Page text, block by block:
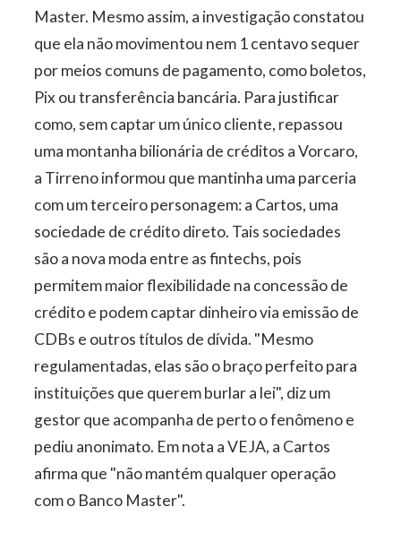
Master. Mesmo assim, a investigação constatou
que ela não movimentou nem 1 centavo sequer
por meios comuns de pagamento, como boletos,
Pix ou transferência bancária. Para justificar
como, sem captar um único cliente, repassou
uma montanha bilionária de créditos a Vorcaro,
a Tirreno informou que mantinha uma parceria
com um terceiro personagem: a Cartos, uma
sociedade de crédito direto. Tais sociedades
são a nova moda entre as fintechs, pois
permitem maior flexibilidade na concessão de
crédito e podem captar dinheiro via emissão de
CDBs e outros títulos de dívida. "Mesmo
regulamentadas, elas são o braço perfeito para
instituições que querem burlar a lei", diz um
gestor que acompanha de perto o fenômeno e
pediu anonimato. Em nota a VEJA, a Cartos
afirma que "não mantém qualquer operação
com o Banco Master".